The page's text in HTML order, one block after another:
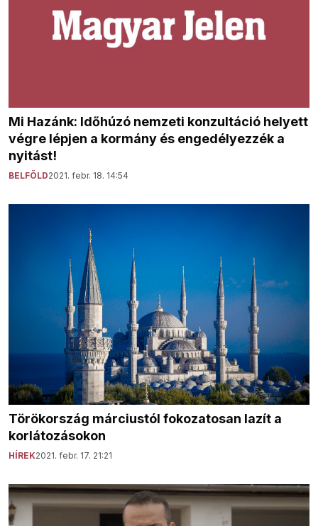
Mi Hazánk: Időhúzó nemzeti konzultáció helyett
végre lépjen a kormány és engedélyezzék a
nyitást!
BELFÖLD2021. febr. 18. 14:54
Törökország márciustól fokozatosan lazít a
korlátozásokon
HÍREK2021. febr. 17. 21:21